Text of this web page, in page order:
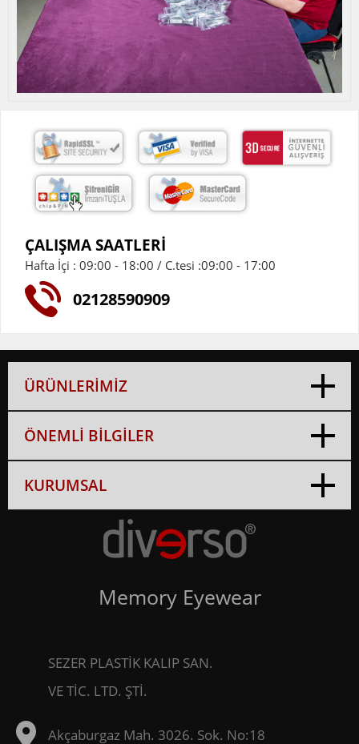
ÇALIŞMA SAATLERİ
Hafta İçi : 09:00 - 18:00 / C.tesi :09:00 - 17:00
02128590909
ÜRÜNLERİMİZ
ÖNEMLİ BİLGİLER
KURUMSAL
Memory Eyewear
SEZER PLASTİK KALIP SAN.
VE TİC. LTD. ŞTİ.
Akçaburgaz Mah. 3026. Sok. No:18